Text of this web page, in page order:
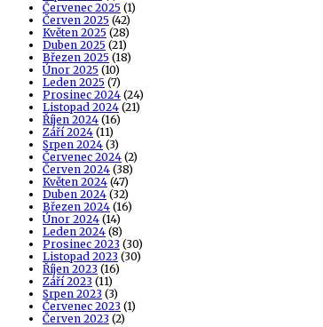
Červenec 2025 (1)
Červen 2025 (42)
Květen 2025 (28)
Duben 2025 (21)
Březen 2025 (18)
Únor 2025 (10)
Leden 2025 (7)
Prosinec 2024 (24)
Listopad 2024 (21)
Říjen 2024 (16)
Září 2024 (11)
Srpen 2024 (3)
Červenec 2024 (2)
Červen 2024 (38)
Květen 2024 (47)
Duben 2024 (32)
Březen 2024 (16)
Únor 2024 (14)
Leden 2024 (8)
Prosinec 2023 (30)
Listopad 2023 (30)
Říjen 2023 (16)
Září 2023 (11)
Srpen 2023 (3)
Červenec 2023 (1)
Červen 2023 (2)